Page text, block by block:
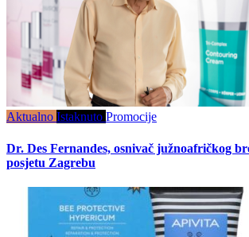
Aktualno Istaknuto Promocije
Dr. Des Fernandes, osnivač južnoafričkog
posjetu Zagrebu